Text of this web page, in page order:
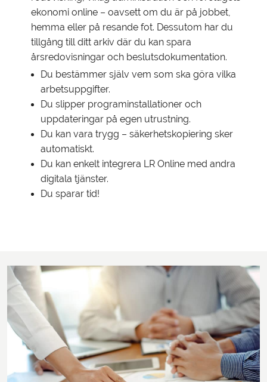
ekonomi online – oavsett om du är på jobbet,
hemma eller på resande fot. Dessutom har du
tillgång till ditt arkiv där du kan spara
årsredovisningar och beslutsdokumentation.
Du bestämmer själv vem som ska göra vilka
arbetsuppgifter.
Du slipper programinstallationer och
uppdateringar på egen utrustning.
Du kan vara trygg – säkerhetskopiering sker
automatiskt.
Du kan enkelt integrera LR Online med andra
digitala tjänster.
Du sparar tid!